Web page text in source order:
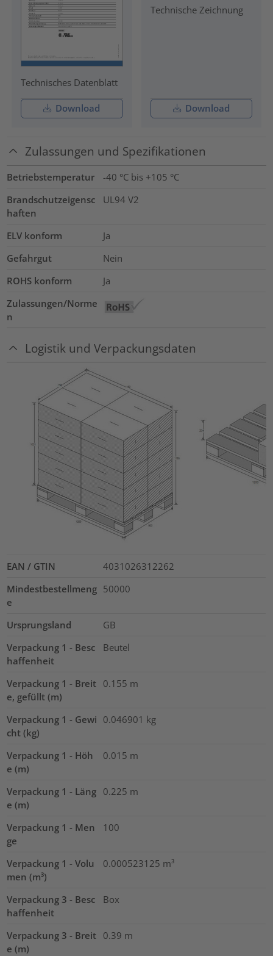
Technisches Datenblatt
Download
Technische Zeichnung
Download
Zulassungen und Spezifikationen
Betriebstemperatur
-40 °C bis +105 °C
Brandschutzeigensc
haften
UL94 V2
ELV konform
Ja
Gefahrgut
Nein
ROHS konform
Ja
Zulassungen/Norme
n
Logistik und Verpackungsdaten
EAN / GTIN
4031026312262
Mindestbestellmeng
e
50000
Ursprungsland
GB
Verpackung 1 - Besc
haffenheit
Beutel
Verpackung 1 - Breit
e, gefüllt (m)
0.155 m
Verpackung 1 - Gewi
cht (kg)
0.046901 kg
Verpackung 1 - Höh
e (m)
0.015 m
Verpackung 1 - Läng
e (m)
0.225 m
Verpackung 1 - Men
ge
100
Verpackung 1 - Volu
men (m³)
0.000523125 m³
Verpackung 3 - Besc
haffenheit
Box
Verpackung 3 - Breit
e (m)
0.39 m